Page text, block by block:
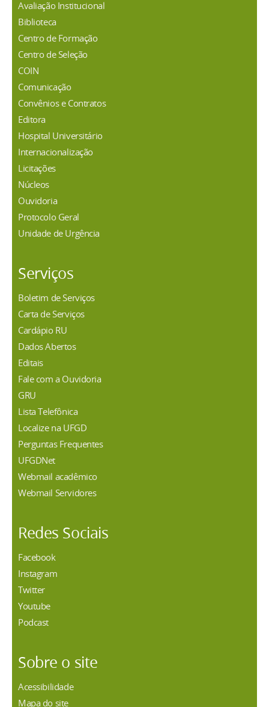
Avaliação Institucional
Biblioteca
Centro de Formação
Centro de Seleção
COIN
Comunicação
Convênios e Contratos
Editora
Hospital Universitário
Internacionalização
Licitações
Núcleos
Ouvidoria
Protocolo Geral
Unidade de Urgência
Serviços
Boletim de Serviços
Carta de Serviços
Cardápio RU
Dados Abertos
Editais
Fale com a Ouvidoria
GRU
Lista Telefônica
Localize na UFGD
Perguntas Frequentes
UFGDNet
Webmail acadêmico
Webmail Servidores
Redes Sociais
Facebook
Instagram
Twitter
Youtube
Podcast
Sobre o site
Acessibilidade
Mapa do site